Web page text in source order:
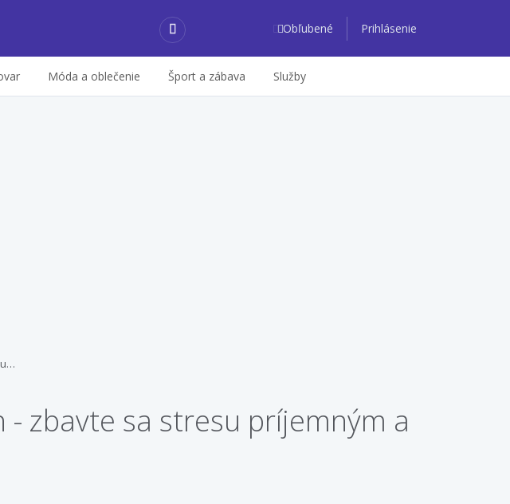
Obľubené Prihlásenie
Móda a oblečenie Šport a zábava Služby
zbavte sa stresu príjemným a